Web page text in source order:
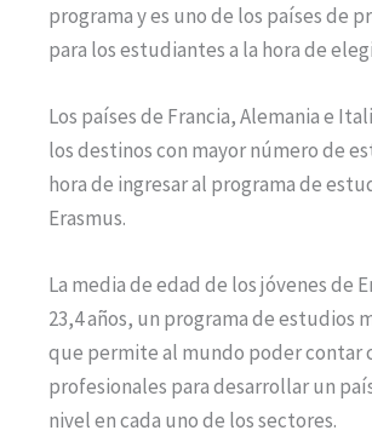
programa y es uno de los países de
para los estudiantes a la hora de
Los países de Francia, Alemania e
los destinos con mayor número de
hora de ingresar al programa de
Erasmus.
La media de edad de los jóvenes de
23,4 años, un programa de estudios
que permite al mundo poder contar
profesionales para desarrollar un
nivel en cada uno de los sectores.